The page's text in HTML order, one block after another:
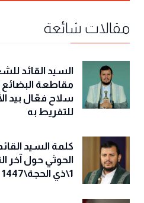
مقالات شائعة
السيد القائد
مقاطعة البضائع
سلاح فعّال بيد
للتفريط به
كلمة السيد
الحوثي حول آخر
1\ذي الحجة\1447